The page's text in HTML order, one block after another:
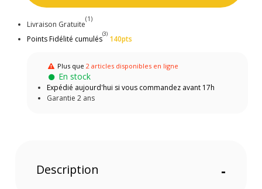
Livraison Gratuite
(1)
Points Fidélité cumulés
(3)
140pts
Plus que2 articles disponibles en ligne
En stock
Expédié aujourd'hui si vous commandez avant 17h
Garantie 2 ans
Description -